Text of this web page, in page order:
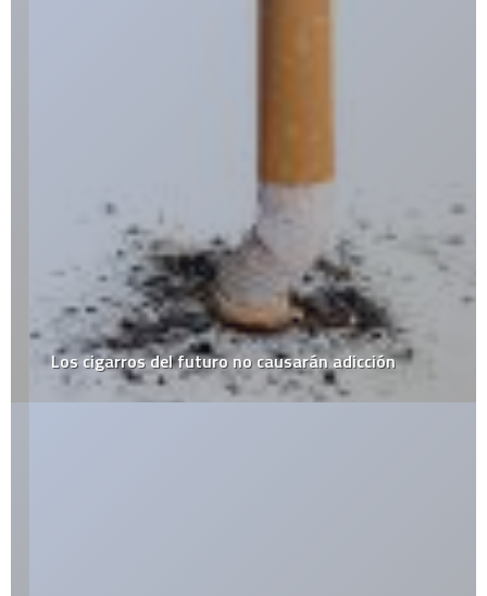
Los cigarros del futuro no causarán adicción